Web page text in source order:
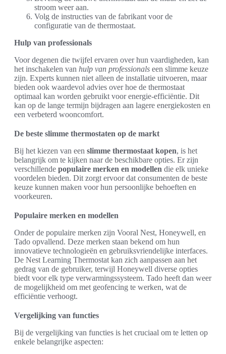
stroom weer aan.
Volg de instructies van de fabrikant voor de
configuratie van de thermostaat.
Hulp van professionals
Voor degenen die twijfel ervaren over hun vaardigheden, kan
het inschakelen van hulp van professionals een slimme keuze
zijn. Experts kunnen niet alleen de installatie uitvoeren, maar
bieden ook waardevol advies over hoe de thermostaat
optimaal kan worden gebruikt voor energie-efficiëntie. Dit
kan op de lange termijn bijdragen aan lagere energiekosten en
een verbeterd wooncomfort.
De beste slimme thermostaten op de markt
Bij het kiezen van een slimme thermostaat kopen, is het
belangrijk om te kijken naar de beschikbare opties. Er zijn
verschillende populaire merken en modellen die elk unieke
voordelen bieden. Dit zorgt ervoor dat consumenten de beste
keuze kunnen maken voor hun persoonlijke behoeften en
voorkeuren.
Populaire merken en modellen
Onder de populaire merken zijn Vooral Nest, Honeywell, en
Tado opvallend. Deze merken staan bekend om hun
innovatieve technologieën en gebruiksvriendelijke interfaces.
De Nest Learning Thermostat kan zich aanpassen aan het
gedrag van de gebruiker, terwijl Honeywell diverse opties
biedt voor elk type verwarmingssysteem. Tado heeft dan weer
de mogelijkheid om met geofencing te werken, wat de
efficiëntie verhoogt.
Vergelijking van functies
Bij de vergelijking van functies is het cruciaal om te letten op
enkele belangrijke aspecten: